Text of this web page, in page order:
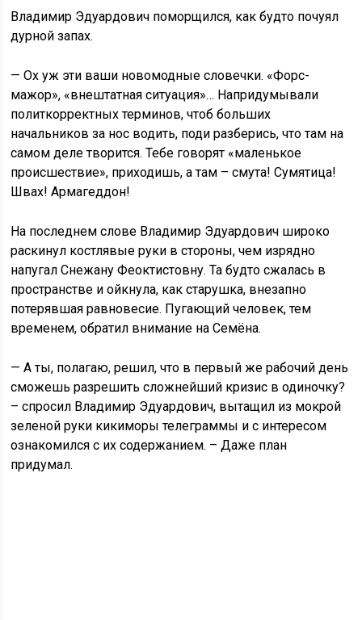
Владимир Эдуардович поморщился, как будто почуял
дурной запах.
— Ох уж эти ваши новомодные словечки. «Форс-
мажор», «внештатная ситуация»… Напридумывали
политкорректных терминов, чтоб больших
начальников за нос водить, поди разберись, что там на
самом деле творится. Тебе говорят «маленькое
происшествие», приходишь, а там – смута! Сумятица!
Швах! Армагеддон!
На последнем слове Владимир Эдуардович широко
раскинул костлявые руки в стороны, чем изрядно
напугал Снежану Феоктистовну. Та будто сжалась в
пространстве и ойкнула, как старушка, внезапно
потерявшая равновесие. Пугающий человек, тем
временем, обратил внимание на Семёна.
— А ты, полагаю, решил, что в первый же рабочий день
сможешь разрешить сложнейший кризис в одиночку?
– спросил Владимир Эдуардович, вытащил из мокрой
зеленой руки кикиморы телеграммы и с интересом
ознакомился с их содержанием. – Даже план
придумал.